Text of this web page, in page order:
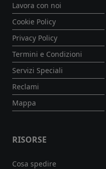
Lavora con noi
Cookie Policy
Privacy Policy
Termini e Condizioni
Servizi Speciali
Reclami
Mappa
RISORSE
Cosa spedire